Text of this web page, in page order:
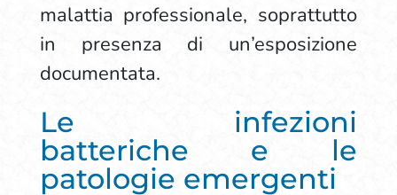
malattia professionale, soprattutto
in presenza di un’esposizione
documentata.
Le infezioni
batteriche e le
patologie emergenti